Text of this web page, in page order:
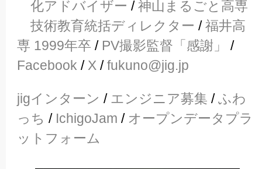
化アドバイザー /神山まるごと高専
技術教育統括ディレクター /福井高
専 1999年卒 / PV撮影監督「感謝」
/
Facebook / X /fukuno@jig.jp
jigインターン / エンジニア募集 /ふわ
っち / IchigoJam / オープンデータプラ
ットフォーム